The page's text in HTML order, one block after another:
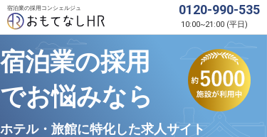
宿泊業の採用コンシェルジュ 0120-990-535
10:00~21:00 (平日)
宿泊業の採用
でお悩みなら
ホテル・旅館に特化した求人サイト